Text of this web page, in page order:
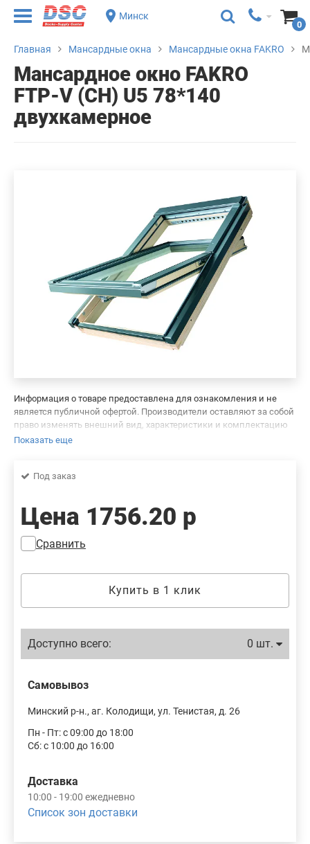
Минск
0
Главная Мансардные окна Мансардные окна FAKRO
Мансардное окно FAKRO
FTP-V (CH) U5 78*140
двухкамерное
Информация о товаре предоставлена для ознакомления и не
является публичной офертой. Производители оставляют за собой
право изменять внешний вид, характеристики и комплектацию
товара, предварительно не уведомляя продавцов и потребителей.
фотографиях товара. Будем благодарны вам за сообщение об
Показать еще
Под заказ
Цена 1756.20 р
Сравнить
Купить в 1 клик
Доступно всего: 0 шт.
Самовывоз
Минский р-н., аг. Колодищи, ул. Тенистая, д. 26
Пн - Пт: с 09:00 до 18:00
Сб: с 10:00 до 16:00
Доставка
10:00 - 19:00 ежедневно
Список зон доставки